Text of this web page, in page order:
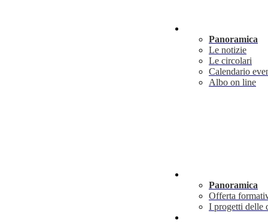
Panoramica
Le notizie
Le circolari
Calendario
Albo on line
Panoramica
Offerta
I progetti delle